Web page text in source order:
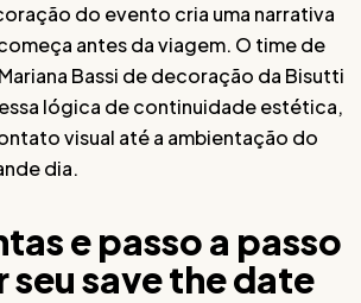
do evento cria uma narrativa
antes da viagem. O time de
Bassi de decoração da Bisutti
lógica de continuidade estética,
visual até a ambientação do
dia.
e passo a passo
seu save the date